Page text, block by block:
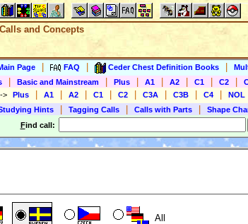
and Concepts
Page FAQ Ceder Chest Definition Books
Basic and Mainstream Plus A1 A2 C1 C2
> Plus A1 A2 C1 C2 C3A C3B C4 NOL
Hints
Tagging Calls Calls with Parts Shape
Find call:
All